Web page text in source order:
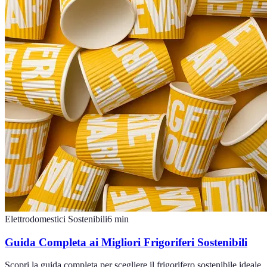
Elettrodomestici Sostenibili6 min
Guida Completa ai Migliori Frigoriferi Sostenibili